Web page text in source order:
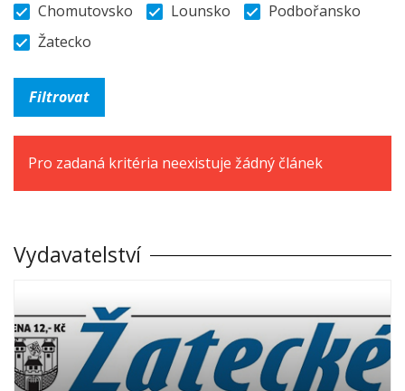
Chomutovsko
Lounsko
Podbořansko
Žatecko
Pro zadaná kritéria neexistuje žádný článek
Vydavatelství